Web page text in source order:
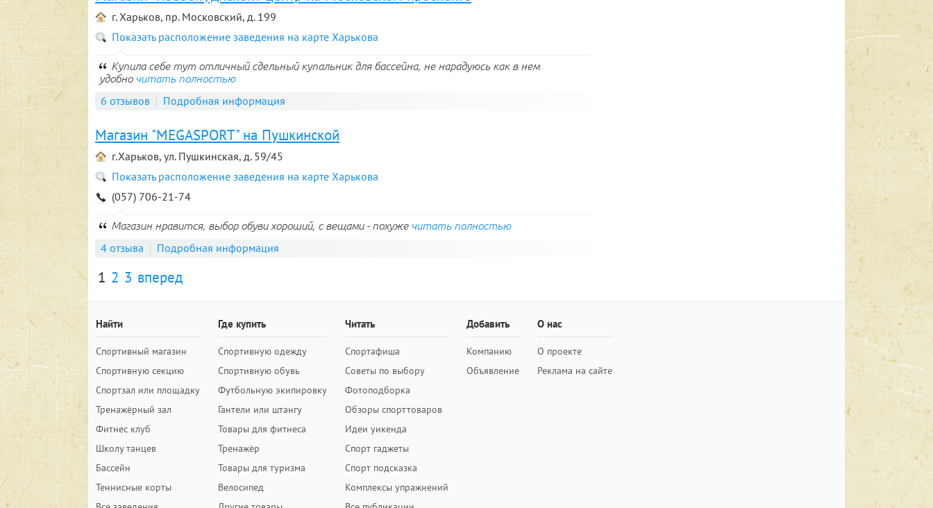
г. Харьков, пр. Московский, д. 199
Показать расположение заведения на карте Харькова
Купила себе тут отличный сдельный купальник для бассейна, не нарадуюсь как в нем
удобно читать полностью
6 отзывов Подробная информация
Магазин "MEGASPORT" на Пушкинской
г.Харьков, ул. Пушкинская, д. 59/45
Показать расположение заведения на карте Харькова
(057) 706-21-74
Магазин нравится, выбор обуви хороший, с вещами - похуже читать полностью
4 отзыва Подробная информация
1 2 3 вперед
Найти
Спортивный магазин
Спортивную секцию
Спортзал или площадку
Тренажёрный зал
Фитнес клуб
Школу танцев
Бассейн
Теннисные корты
Где купить
Спортивную одежду
Спортивную обувь
Футбольную экипировку
Гантели или штангу
Товары для фитнеса
Тренажёр
Товары для туризма
Велосипед
Читать
Спортафиша
Советы по выбору
Фотоподборка
Обзоры спорттоваров
Идеи уикенда
Спорт гаджеты
Спорт подсказка
Комплексы упражнений
Добавить
Компанию
Объявление
О нас
О проекте
Реклама на сайте